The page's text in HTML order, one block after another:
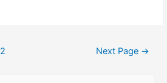
2 Next Page →